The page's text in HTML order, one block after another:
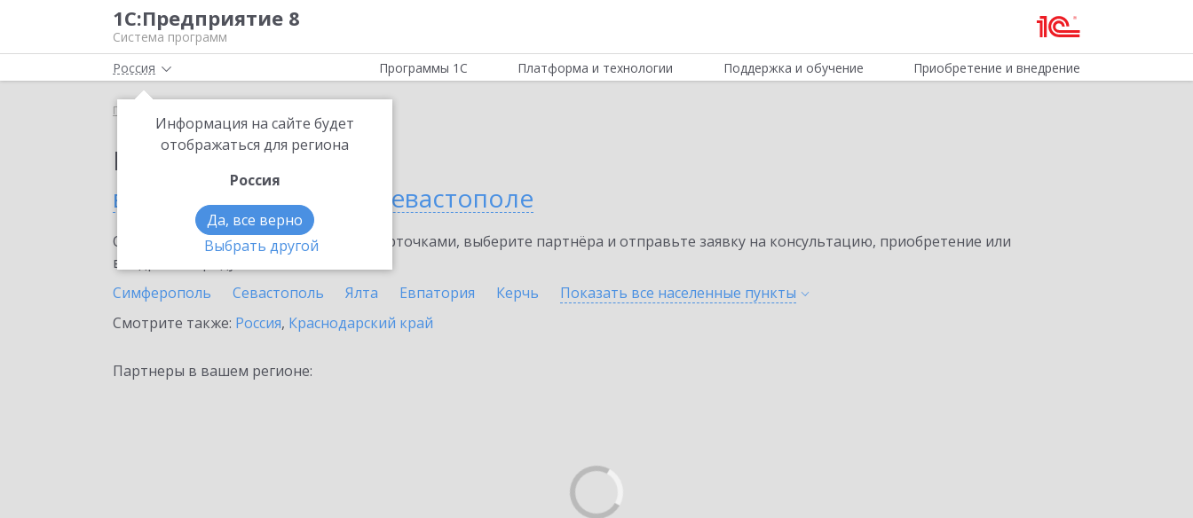
1С:Предприятие 8
Система программ
Россия
Информация на сайте будет
отображаться для региона
Россия
Да, все верно
Выбрать другой
Программы 1С Платформа и технологии Поддержка и обучение Приобретение и внедрение
Главная
Партнеры фирмы 1С
в Республике Крым и Севастополе
Ознакомьтесь с информационными карточками, выберите партнёра и отправьте заявку на консультацию, приобретение или
внедрение продукта.
Симферополь
Севастополь Ялта Евпатория Керчь Показать все населенные пункты
Смотрите также: Россия, Краснодарский край
Партнеры в вашем регионе: